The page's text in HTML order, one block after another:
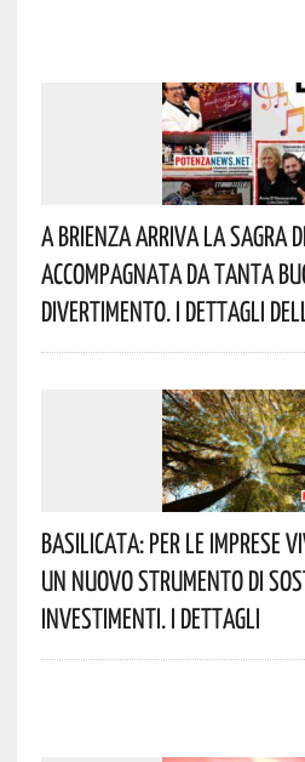
A Brienza Arriva La
Accompagnata Da Tanta
Divertimento. I Dettagli
Basilicata: Per Le Imprese
Un Nuovo Strumento Di
Investimenti. I Dettagli